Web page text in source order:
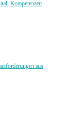
Kompetenzen
aus